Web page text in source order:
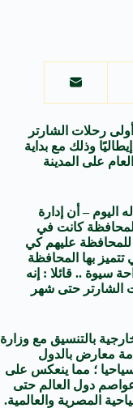
رحلات الشارتر
روما على متنها 116 سائحًا إيطاليًا وذلك مع بداية
على المدينة
اليوم – أن إدارة
كانت في
للمحافظة عليهم كي
بها المحافظة
سيوة .. قائلا : إنه
الشارتر حتى شهر
بالتنسيق مع وزارة
معارض بالدول
سياحيا ؛ مما ينعكس على
دول العالم حتى
المصرية والعالمية.